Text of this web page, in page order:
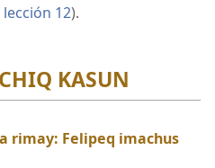
lección 12).
KASUN
rimay: Felipeq imachus